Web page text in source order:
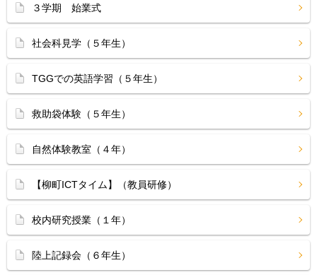
３学期 始業式
社会科見学（５年生）
TGGでの英語学習（５年生）
救助袋体験（５年生）
自然体験教室（４年）
【柳町ICTタイム】（教員研修）
校内研究授業（１年）
陸上記録会（６年生）